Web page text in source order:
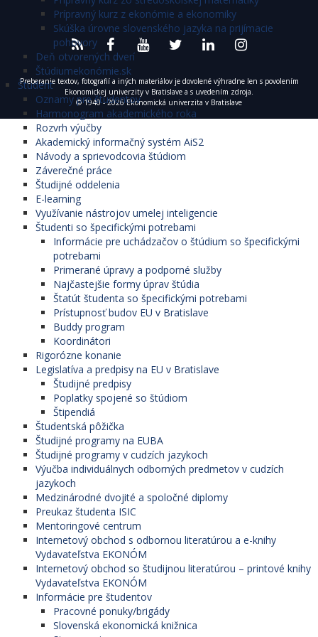
Prípravný kurz z ekonómie a ekonomiky
Skúška úrovne slovenského jazyka na prijímacie
pohovory
Deň otvorených dverí
Štúdiumekonómie.sk
Študent
Oznamy pre študentov
Harmonogram akademického roka
Rozvrh výučby
Akademický informačný systém AiS2
Návody a sprievodcovia štúdiom
Záverečné práce
Študijné oddelenia
E-learning
Využívanie nástrojov umelej inteligencie
Študenti so špecifickými potrebami
Informácie pre uchádzačov o štúdium so špecifickými
potrebami
Primerané úpravy a podporné služby
Najčastejšie formy úprav štúdia
Štatút študenta so špecifickými potrebami
Prístupnosť budov EU v Bratislave
Buddy program
Koordinátori
Rigorózne konanie
Legislatíva a predpisy na EU v Bratislave
Študijné predpisy
Poplatky spojené so štúdiom
Štipendiá
Študentská pôžička
Študijné programy na EUBA
Študijné programy v cudzích jazykoch
Výučba individuálnych odborných predmetov v cudzích
jazykoch
Medzinárodné dvojité a spoločné diplomy
Preukaz študenta ISIC
Mentoringové centrum
Internetový obchod s odbornou literatúrou a e-knihy
Vydavateľstva EKONÓM
Internetový obchod so študijnou literatúrou – printové knihy
Vydavateľstva EKONÓM
Informácie pre študentov
Pracovné ponuky/brigády
Slovenská ekonomická knižnica
Preberanie textov, fotografií a iných materiálov je dovolené výhradne len s povolením
Ekonomickej univerzity v Bratislave a s uvedením zdroja.
© 1940 - 2026 Ekonomická univerzita v Bratislave